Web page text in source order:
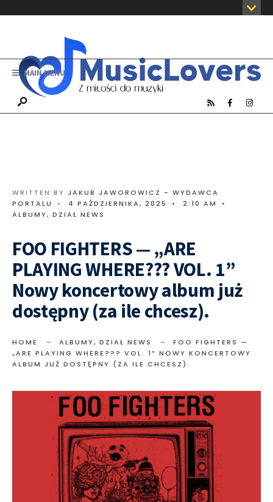
MAIN MENU
WRITTEN BY JAKUB JAWOROWICZ - WYDAWCA
PORTALU
• 4 PAŹDZIERNIKA, 2025 • 2:10 AM
•
ALBUMY, DZIAŁ NEWS
FOO FIGHTERS — „ARE
PLAYING WHERE??? VOL. 1”
Nowy koncertowy album już
dostępny (za ile chcesz).
HOME ALBUMY, DZIAŁ NEWS
FOO FIGHTERS —
„ARE PLAYING WHERE??? VOL. 1” NOWY KONCERTOWY
ALBUM JUŻ DOSTĘPNY (ZA ILE CHCESZ).